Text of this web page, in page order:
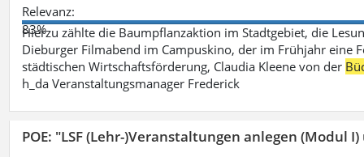
Relevanz:
83%
Hierzu zählte die Baumpflanzaktion im Stadtgebiet, die
Dieburger Filmabend im Campuskino, der im Frühjahr eine
städtischen Wirtschaftsförderung, Claudia Kleene von der
h_da Veranstaltungsmanager Frederick
POE: "LSF (Lehr-)Veranstaltungen anlegen (Modul